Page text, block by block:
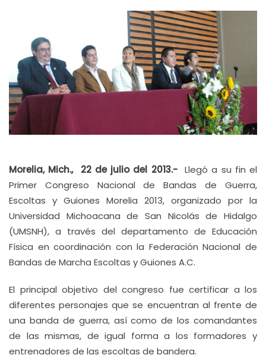
Morelia, Mich., 22 de julio del 2013.-Llegó a su fin el
Primer Congreso Nacional de Bandas de Guerra,
Escoltas y Guiones Morelia 2013, organizado por la
Universidad Michoacana de San Nicolás de Hidalgo
(UMSNH), a través del departamento de Educación
Física en coordinación con la Federación Nacional de
Bandas de Marcha Escoltas y Guiones A.C.
El principal objetivo del congreso fue certificar a los
diferentes personajes que se encuentran al frente de
una banda de guerra, así como de los comandantes
de las mismas, de igual forma a los formadores y
entrenadores de las escoltas de bandera.